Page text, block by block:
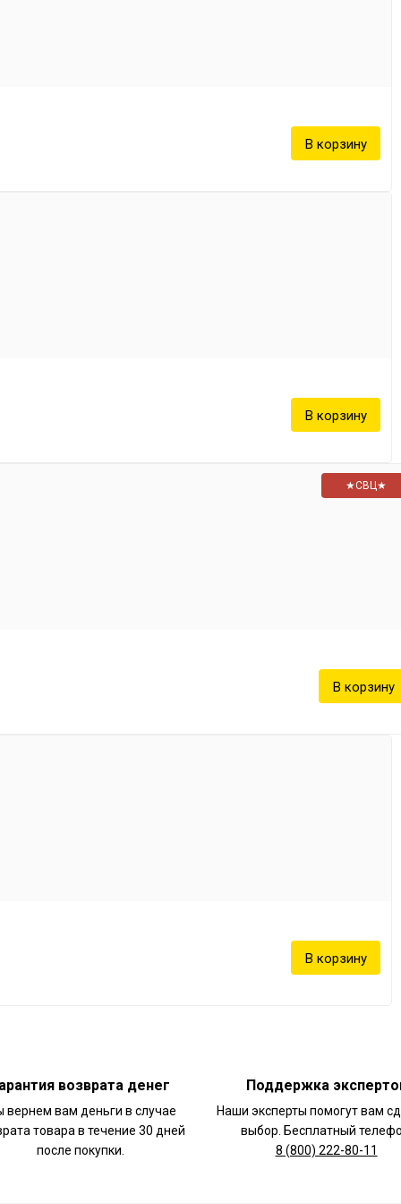
★СВЦ★
возврата денег
вернем вам деньги в случае
товара в течение 30 дней
после покупки.
Поддержка
Наши эксперты помогут вам
выбор. Бесплатный
8 (800) 222-80-11